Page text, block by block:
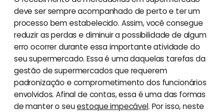
deve ser sempre acompanhado de perto e ter um
processo bem estabelecido. Assim, você consegue
reduzir as perdas e diminuir a possibilidade de algum
erro ocorrer durante essa importante atividade do
seu supermercado. Essa é uma daquelas tarefas da
gestão de supermercados que requerem
padronização e comprometimento dos funcionários
envolvidos. Afinal de contas, essa é uma das formas
de manter o seuestoque impecável. Por isso, neste